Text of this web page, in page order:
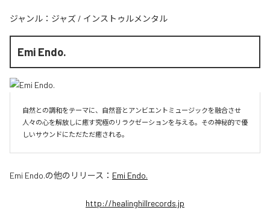
ジャンル： ジャズ / インストゥルメンタル
Emi Endo.
自然との調和をテーマに、自然音とアンビエントミュージックを融合させ
人々の心を解放しに癒す究極のリラクゼーションを与える。その神秘的で優
しいサウンドにただただ癒される。
Emi Endo.の他のリリース： Emi Endo.
http://healinghillrecords.jp